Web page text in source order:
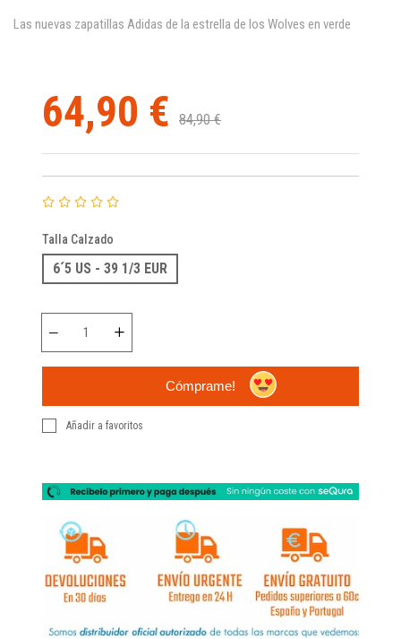
Las nuevas zapatillas Adidas de la estrella de los Wolves en verde
64,90 € 84,90 €
Talla Calzado
6´5 US - 39 1/3 EUR
Cómprame!
Añadir a favoritos